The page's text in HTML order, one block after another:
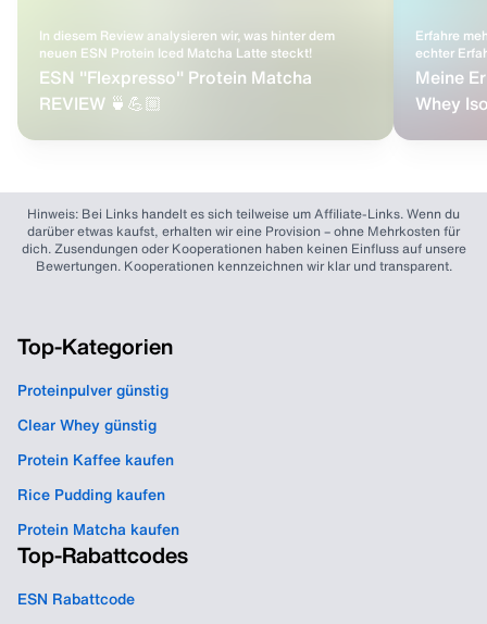
In diesem Review analysieren wir, was hinter dem
neuen ESN Protein Iced Matcha Latte steckt!
ESN "Flexpresso" Protein Matcha
REVIEW 🍵💪🏼
Erfahre
echter
Meine
Whey
Hinweis: Bei Links handelt es sich teilweise um Affiliate-Links. Wenn du
darüber etwas kaufst, erhalten wir eine Provision – ohne Mehrkosten für
dich. Zusendungen oder Kooperationen haben keinen Einfluss auf unsere
Bewertungen. Kooperationen kennzeichnen wir klar und transparent.
Top-Kategorien
Proteinpulver günstig
Clear Whey günstig
Protein Kaffee kaufen
Rice Pudding kaufen
Protein Matcha kaufen
Top-Rabattcodes
ESN Rabattcode